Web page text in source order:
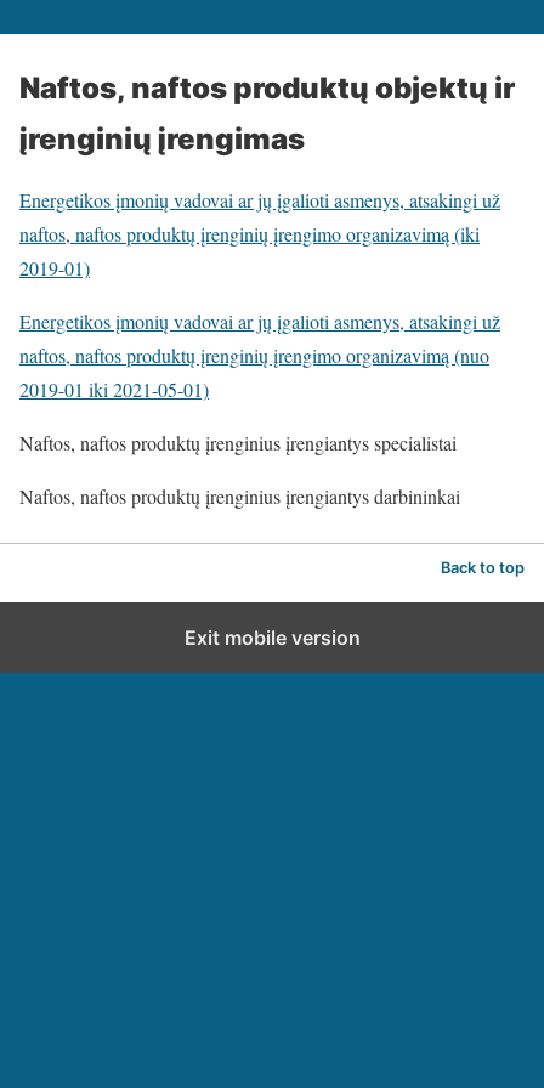
Naftos, naftos produktų objektų ir
įrenginių įrengimas
Energetikos įmonių vadovai ar jų įgalioti asmenys, atsakingi už
naftos, naftos produktų įrenginių įrengimo organizavimą (iki
2019-01)
Energetikos įmonių vadovai ar jų įgalioti asmenys, atsakingi už
naftos, naftos produktų įrenginių įrengimo organizavimą (nuo
2019-01 iki 2021-05-01)
Naftos, naftos produktų įrenginius įrengiantys specialistai
Naftos, naftos produktų įrenginius įrengiantys darbininkai
Back to top
Exit mobile version